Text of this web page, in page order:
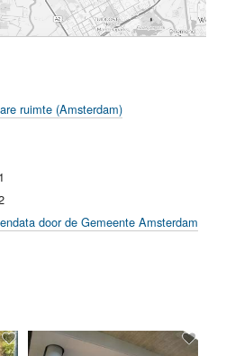
ruimte (Amsterdam)
door de Gemeente Amsterdam